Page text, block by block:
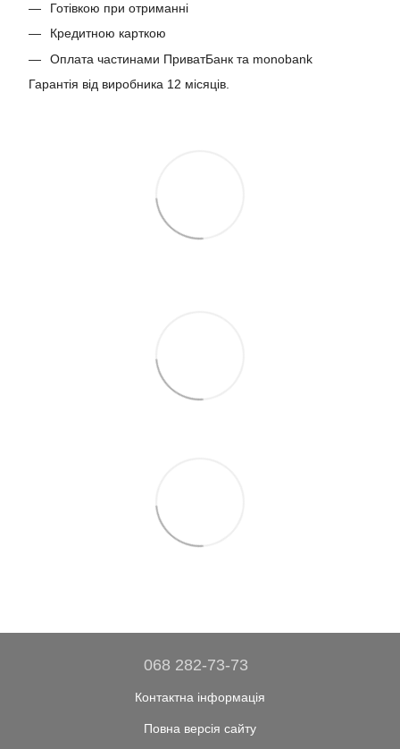
Готівкою при отриманні
Кредитною карткою
Оплата частинами ПриватБанк та monobank
Гарантія від виробника 12 місяців.
068 282-73-73
Контактна інформація
Повна версія сайту